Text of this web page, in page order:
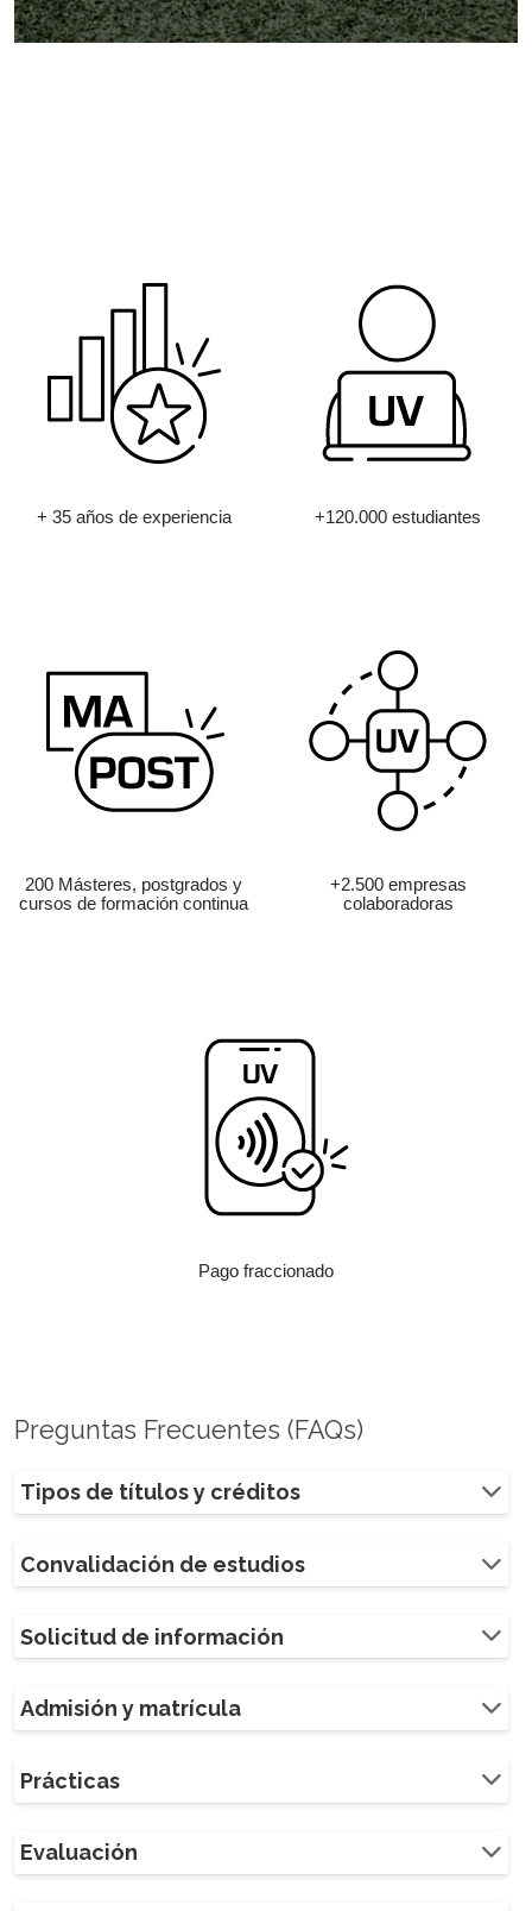
+ 35 años de experiencia +120.000 estudiantes
200 Másteres, postgrados y
cursos de formación continua
+2.500 empresas
colaboradoras
Pago fraccionado
Preguntas Frecuentes (FAQs)
Tipos de títulos y créditos
Convalidación de estudios
Solicitud de información
Admisión y matrícula
Prácticas
Evaluación